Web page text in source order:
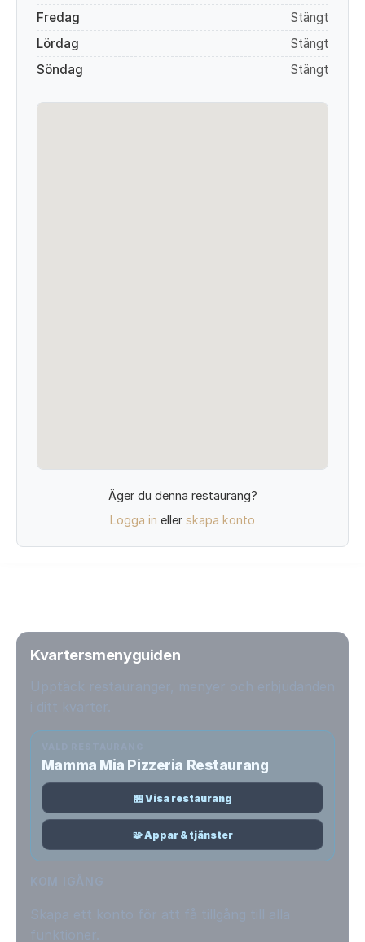
Fredag
Stängt
Lördag
Stängt
Söndag
Stängt
Äger du denna restaurang?
Logga in eller skapa konto
Kvartersmenyguiden
Mamma Mia Pizzeria Restaurang
🏪 Visa restaurang
🧩 Appar & tjänster